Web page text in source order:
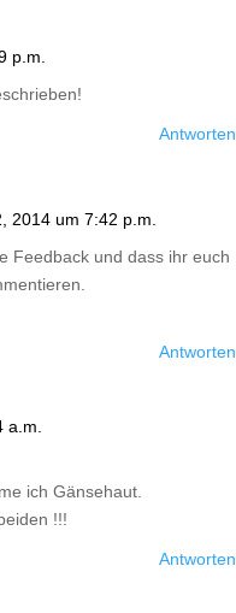
p.m.
Antworten
2014 um 7:42 p.m.
Feedback und dass ihr euch
Antworten
ich Gänsehaut.
!!!
Antworten